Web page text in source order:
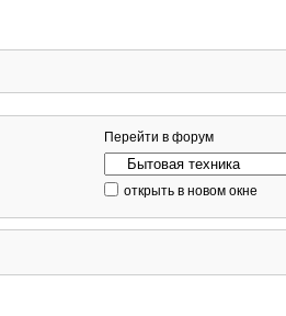
Перейти в форум
открыть в новом окне